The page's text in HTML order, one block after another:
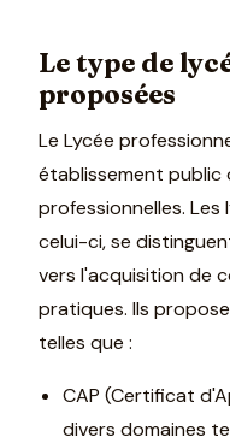
Le type de
proposées
Le Lycée
établissement
professionnelles. Les
celui-ci, se
vers l'acquisition de
pratiques. Ils
telles que :
CAP (Certificat
divers domaines